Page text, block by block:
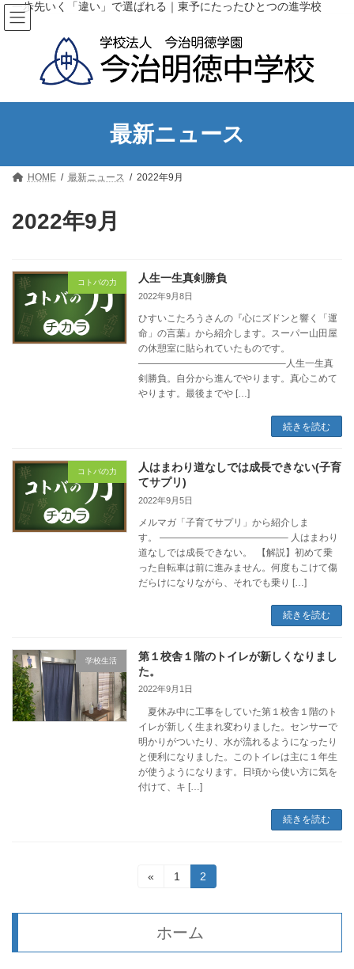
コ
ン
テ
キ
ナ
ビ
ゲ
に
一歩先いく「違い」で選ばれる｜東予にたったひとつの進学校
最新ニュース
HOME 最新ニュース 2022年9月
2022年9月
コトバの力 人生一生真剣勝負
2022年9月8日
ひすいこたろうさんの『心にズドンと響く「運
命」の言葉』から紹介します。スーパー山田屋
の休憩室に貼られていたものです。
———————————————–人生一生真
剣勝負。自分から進んでやります。真心こめて
やります。最後までや […]
続きを読む
コトバの力
人はまわり道なしでは成長できない(子育
てサプリ)
2022年9月5日
メルマガ「子育てサプリ」から紹介しま
す。 —————————————– 人はまわり
道なしでは成長できない。 【解説】初めて乗
った自転車は前に進みません。何度もこけて傷
だらけになりながら、それでも乗り […]
続きを読む
学校生活
第１校舎１階のトイレが新しくなりまし
た。
2022年9月1日
夏休み中に工事をしていた第１校舎１階のト
イレが新しく生まれ変わりました。センサーで
明かりがついたり、水が流れるようになったり
と便利になりました。このトイレは主に１年生
が使うようになります。日頃から使い方に気を
付けて、キ […]
続きを読む
ペ
«
固
ジ
1
固
定
ジ
2
ホーム